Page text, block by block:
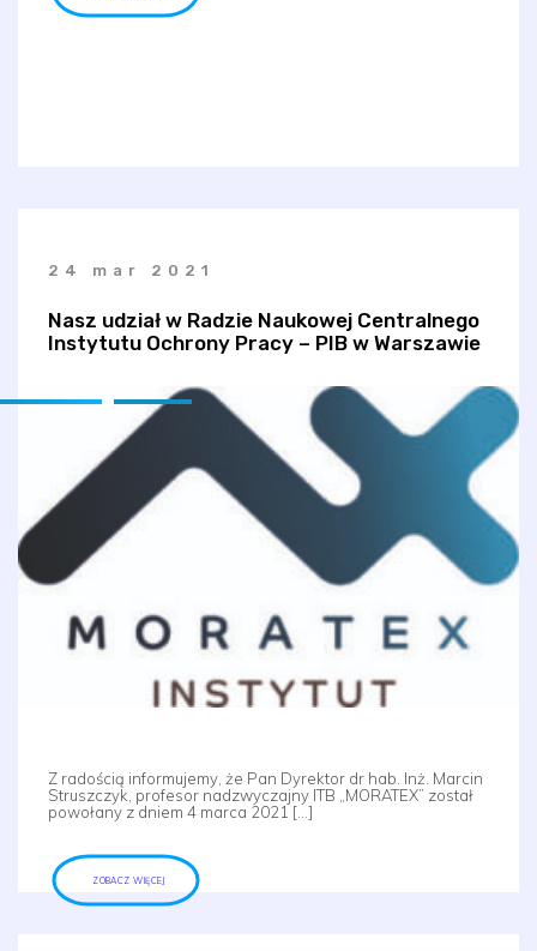
24 mar 2021
Nasz udział w Radzie Naukowej Centralnego
Instytutu Ochrony Pracy – PIB w Warszawie
Z radością informujemy, że Pan Dyrektor dr hab. Inż. Marcin
Struszczyk, profesor nadzwyczajny ITB „MORATEX” został
powołany z dniem 4 marca 2021 […]
ZOBACZ WIĘCEJ